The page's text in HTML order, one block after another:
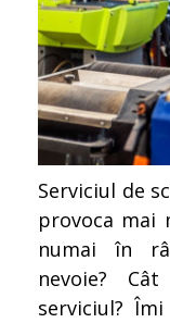
Serviciul de
provoca mai
numai în
nevoie?
serviciul?